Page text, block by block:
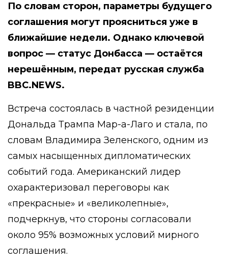
По словам сторон, параметры будущего
соглашения могут проясниться уже в
ближайшие недели. Однако ключевой
вопрос — статус Донбасса — остаётся
нерешённым, передат русская служба
BBC.NEWS.
Встреча состоялась в частной резиденции
Дональда Трампа Мар-а-Лаго и стала, по
словам Владимира Зеленского, одним из
самых насыщенных дипломатических
событий года. Американский лидер
охарактеризовал переговоры как
«прекрасные» и «великолепные»,
подчеркнув, что стороны согласовали
около 95% возможных условий мирного
соглашения.